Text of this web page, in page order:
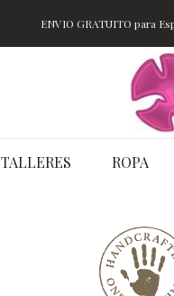
ENVIO GRATUITO para
TALLERES ROPA